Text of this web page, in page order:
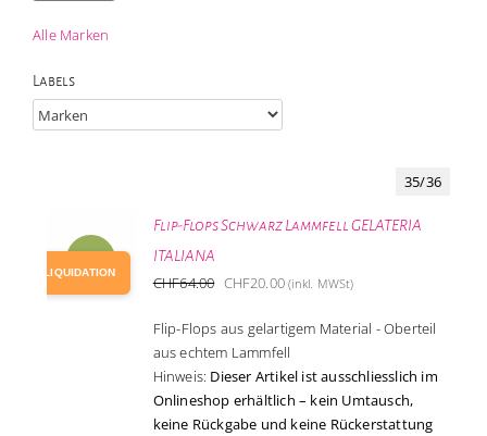
LIQUIDATION
Flip-Flops Schwarz Lammfell GELATERIA
ITALIANA
35/36
CHF64.00 Ursprünglicher
war:
CHF64.00
CHF20.00Aktueller
ist:
CHF20.00.
(inkl. MWSt)
Flip-Flops aus gelartigem Material - Oberteil
aus echtem Lammfell
Hinweis: Dieser Artikel ist ausschliesslich im
Onlineshop erhältlich – kein Umtausch,
keine Rückgabe und keine Rückerstattung
Alle Marken
Labels